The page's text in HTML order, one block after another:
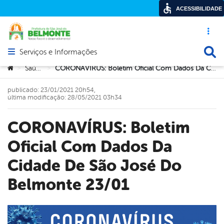
Acesso
Abrir menu principal de navegação
Serviços e Informações
Você está aqui:
> Saúde > CORONAVÍRUS: Boletim Oficial Com Dados Da Cidade De São José Do Belmonte 23/01
CORONAVÍRUS: Boletim
Oficial Com Dados Da
Cidade De São José Do
Belmonte 23/01
publicado: 23/01/2021 20h54,
última modificação: 28/05/2021 03h34
ACESSIBILIDADE